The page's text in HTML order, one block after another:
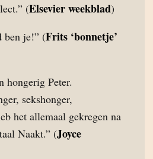
(Elsevier weekblad)
ben je!” (Frits ‘bonnetje’
hongerig Peter.
sekshonger,
het allemaal gekregen na
Naakt.” (Joyce